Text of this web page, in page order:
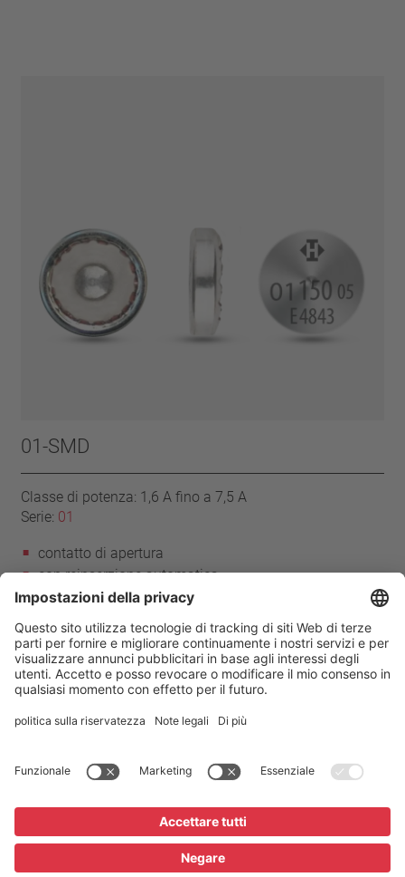
01-SMD
Classe di potenza: 1,6 A fino a 7,5 A
Serie: 01
contatto di apertura
con reinserzione automatica
senza cavi
senza isolamento
Impronta Privacy
Condizioni
Impostazioni della privacy
Glossario / FAQ